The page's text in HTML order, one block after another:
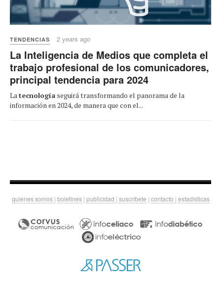
TENDENCIAS 2 years ago
La Inteligencia de Medios que completa el
trabajo profesional de los comunicadores,
principal tendencia para 2024
Latecnología seguirá transformando el panorama de la
información en 2024, de manera que con el...
quienes somos | boletines | publicidad | suscríbete | contacto | estadísticas